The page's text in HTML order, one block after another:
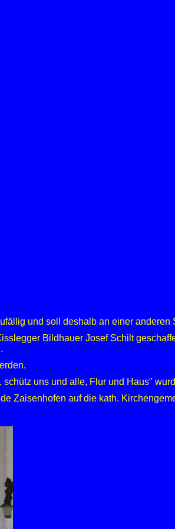
und soll deshalb an einer anderen
Bildhauer Josef Schilt
uns und alle, Flur und Haus"
Zaisenhofen auf die kath.